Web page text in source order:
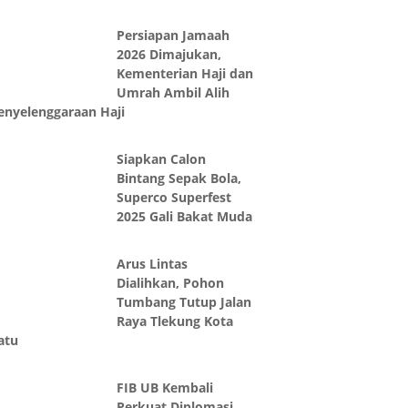
2026 Dimajukan,
Kementerian Haji dan
Umrah Ambil Alih
Haji
Bintang Sepak Bola,
Superco Superfest
2025 Gali Bakat Muda
Dialihkan, Pohon
Tumbang Tutup Jalan
Raya Tlekung Kota
Perkuat Diplomasi